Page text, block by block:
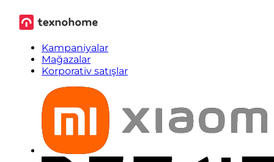
Kampaniyalar
Mağazalar
Korporativ satışlar